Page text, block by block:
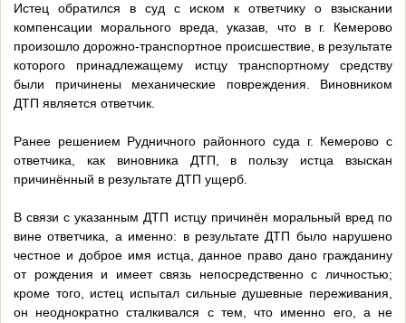
Истец обратился в суд с иском к ответчику о взыскании
компенсации морального вреда, указав, что в г. Кемерово
произошло дорожно-транспортное происшествие, в результате
которого принадлежащему истцу транспортному средству
были причинены механические повреждения. Виновником
ДТП является ответчик.
Ранее решением Рудничного районного суда г. Кемерово с
ответчика, как виновника ДТП, в пользу истца взыскан
причинённый в результате ДТП ущерб.
В связи с указанным ДТП истцу причинён моральный вред по
вине ответчика, а именно: в результате ДТП было нарушено
честное и доброе имя истца, данное право дано гражданину
от рождения и имеет связь непосредственно с личностью;
кроме того, истец испытал сильные душевные переживания,
он неоднократно сталкивался с тем, что именно его, а не